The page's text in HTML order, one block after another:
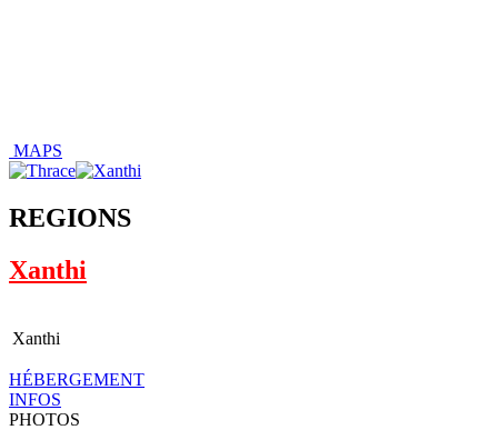
MAPS
REGIONS
Xanthi
Xanthi
HÉBERGEMENT
INFOS
PHOTOS